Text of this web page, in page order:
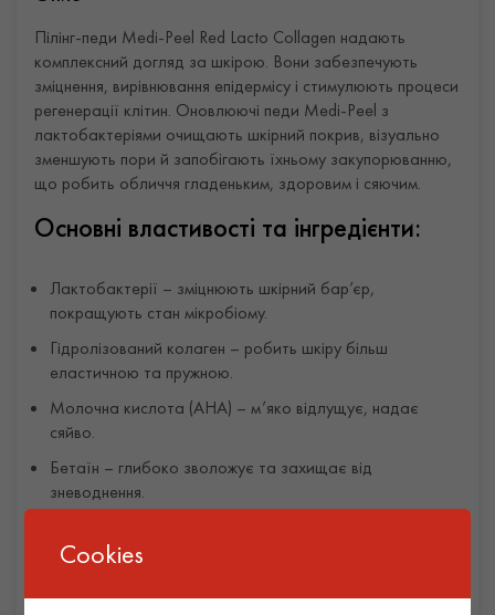
Пілінг-педи Medi-Peel Red Lacto Collagen надають
комплексний догляд за шкірою. Вони забезпечують
зміцнення, вирівнювання епідермісу і стимулюють процеси
регенерації клітин. Оновлюючі педи Medi-Peel з
лактобактеріями очищають шкірний покрив, візуально
зменшують пори й запобігають їхньому закупорюванню,
що робить обличчя гладеньким, здоровим і сяючим.
Основні властивості та інгредієнти:
Лактобактерії – зміцнюють шкірний бар’єр,
покращують стан мікробіому.
Гідролізований колаген – робить шкіру більш
еластичною та пружною.
Молочна кислота (AHA) – м’яко відлущує, надає
сяйво.
Бетаїн – глибоко зволожує та захищає від
зневоднення.
покращує регенерацію клітин.
Cookies